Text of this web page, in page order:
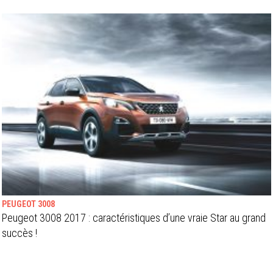
PEUGEOT 3008
Peugeot 3008 2017 : caractéristiques d’une vraie Star au grand
succès !